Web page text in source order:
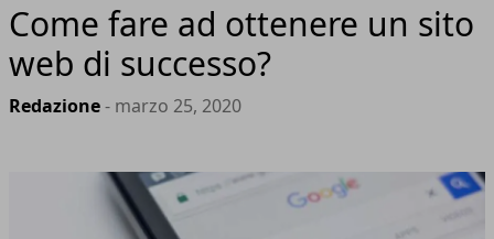
Come fare ad ottenere un sito
web di successo?
Redazione- marzo 25, 2020